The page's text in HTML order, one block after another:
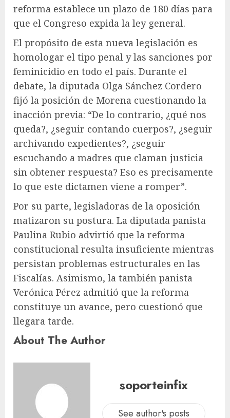
reforma establece un plazo de 180 días para
que el Congreso expida la ley general.
El propósito de esta nueva legislación es
homologar el tipo penal y las sanciones por
feminicidio en todo el país. Durante el
debate, la diputada Olga Sánchez Cordero
fijó la posición de Morena cuestionando la
inacción previa: “De lo contrario, ¿qué nos
queda?, ¿seguir contando cuerpos?, ¿seguir
archivando expedientes?, ¿seguir
escuchando a madres que claman justicia
sin obtener respuesta? Eso es precisamente
lo que este dictamen viene a romper”.
Por su parte, legisladoras de la oposición
matizaron su postura. La diputada panista
Paulina Rubio advirtió que la reforma
constitucional resulta insuficiente mientras
persistan problemas estructurales en las
Fiscalías. Asimismo, la también panista
Verónica Pérez admitió que la reforma
constituye un avance, pero cuestionó que
llegara tarde.
About The Author
soporteinfix
See author's posts